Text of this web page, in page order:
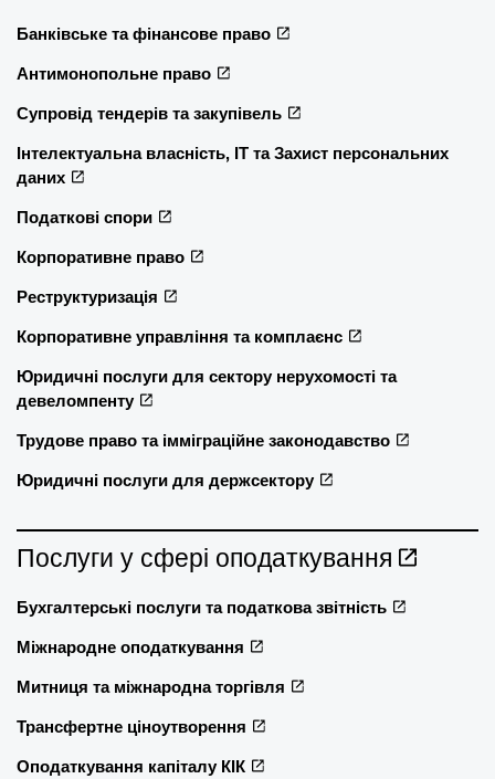
Банківське та фінансове право
Антимонопольне право
Супровід тендерів та закупівель
Інтелектуальна власність, ІТ та Захист персональних
даних
Податкові спори
Корпоративне право
Реструктуризація
Корпоративне управління та комплаєнс
Юридичні послуги для сектору нерухомості та
девеломпенту
Трудове право та імміграційне законодавство
Юридичні послуги для держсектору
Послуги у сфері оподаткування
Бухгалтерські послуги та податкова звітність
Міжнародне оподаткування
Митниця та міжнародна торгівля
Трансфертне ціноутворення
Оподаткування капіталу КІК